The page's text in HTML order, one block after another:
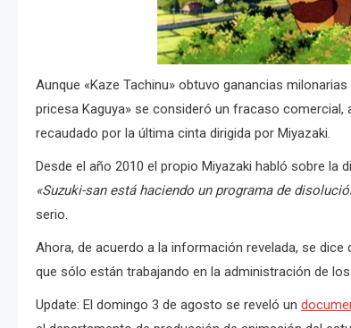
Aunque «Kaze Tachinu» obtuvo ganancias
pricesa Kaguya» se consideró un fracaso comercial,
recaudado por la última cinta dirigida por Miyazaki.
Desde el año 2010 el propio Miyazaki habló sobre la
«Suzuki-san está haciendo un programa de
serio.
Ahora, de acuerdo a la información revelada, se
que sólo están trabajando en la administración de
Update: El domingo 3 de agosto se reveló un